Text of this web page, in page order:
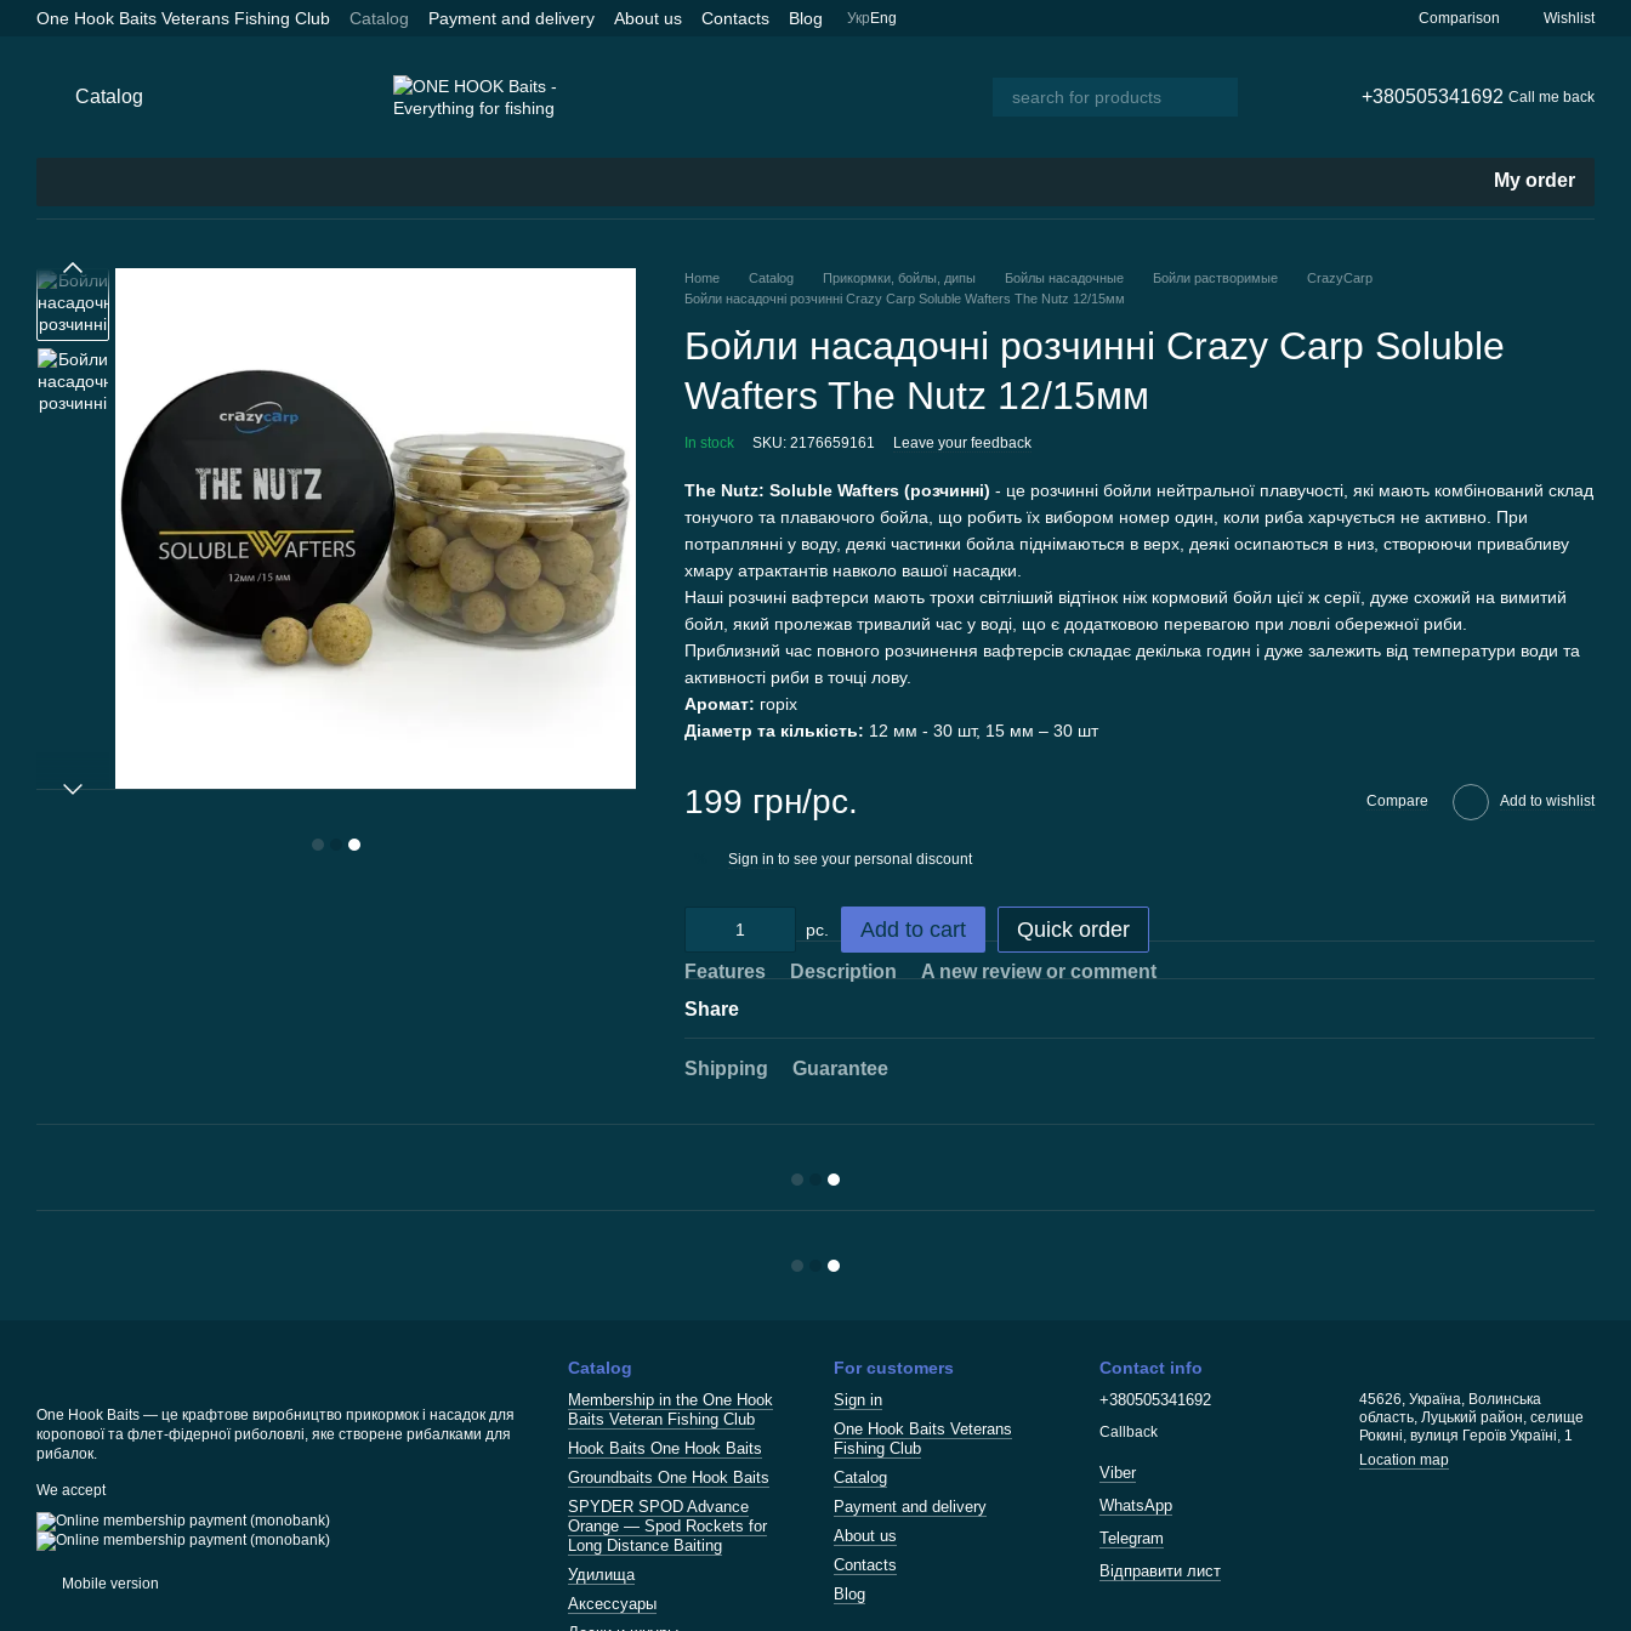
Skip to main content
One Hook Baits Veterans Fishing Club Catalog Payment and delivery About us Contacts Blog Укр Eng Comparison Wishlist
Catalog +380505341692 Call me back
My order
Home Catalog Прикормки, бойлы, дипы Бойлы насадочные Бойли растворимые
CrazyCarp
Бойли насадочні розчинні Crazy Carp Soluble Wafters The Nutz 12/15мм
Бойли насадочні розчинні Crazy Carp Soluble
Wafters The Nutz 12/15мм
In stock SKU: 2176659161 Leave your feedback
The Nutz: Soluble Wafters (розчинні) - це розчинні бойли нейтральної плавучості, які мають комбінований склад
тонучого та плаваючого бойла, що робить їх вибором номер один, коли риба харчується не активно. При
потраплянні у воду, деякі частинки бойла піднімаються в верх, деякі осипаються в низ, створюючи привабливу
хмару атрактантів навколо вашої насадки.
Наші розчині вафтерси мають трохи світліший відтінок ніж кормовий бойл цієї ж серії, дуже схожий на вимитий
бойл, який пролежав тривалий час у воді, що є додатковою перевагою при ловлі обережної риби.
Приблизний час повного розчинення вафтерсів складає декілька годин і дуже залежить від температури води та
активності риби в точці лову.
Аромат: горіх
Діаметр та кількість: 12 мм - 30 шт, 15 мм – 30 шт
199 грн/pc. Compare Add to wishlist
Sign in to see your personal discount
pc. Add to cart Quick order
Features Description
A new review or comment
Share
Shipping Guarantee
One Hook Baits — це крафтове виробництво прикормок і насадок для
коропової та флет-фідерної риболовлі, яке створене рибалками для
рибалок.
We accept
Mobile version
Catalog
Membership in the One Hook
Baits Veteran Fishing Club
Hook Baits One Hook Baits
Groundbaits One Hook Baits
SPYDER SPOD Advance
Orange — Spod Rockets for
Long Distance Baiting
Удилища
Аксессуары
For customers
Sign in
One Hook Baits Veterans
Fishing Club
Catalog
Payment and delivery
About us
Contacts
Blog
Contact info
+380505341692
Callback
Viber
WhatsApp
Telegram
Відправити лист
45626, Україна, Волинська
область, Луцький район, селище
Рокині, вулиця Героїв Україні, 1
Location map